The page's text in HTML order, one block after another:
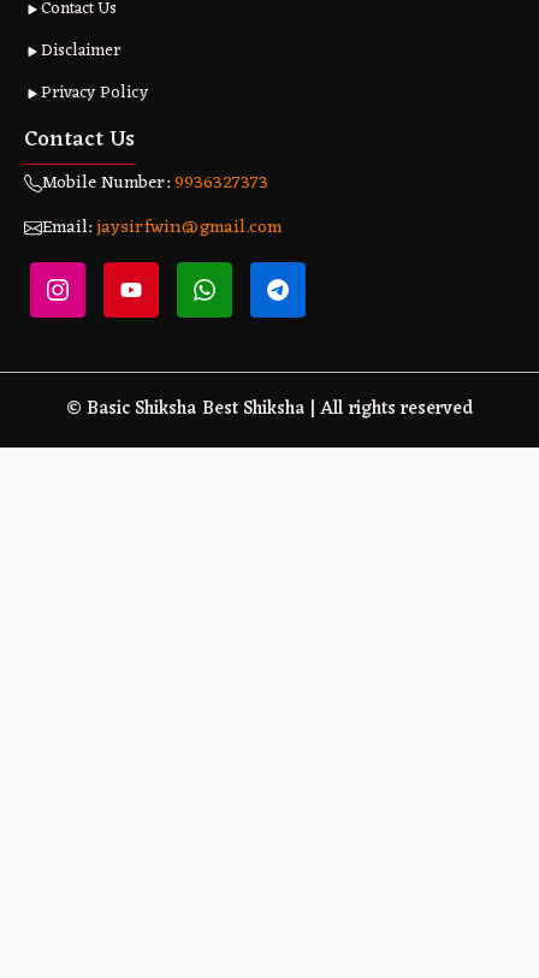
Contact Us
Disclaimer
Privacy Policy
Contact Us
Mobile Number:9936327373
Email:jaysirfwin@gmail.com
© Basic Shiksha Best Shiksha | All rights reserved